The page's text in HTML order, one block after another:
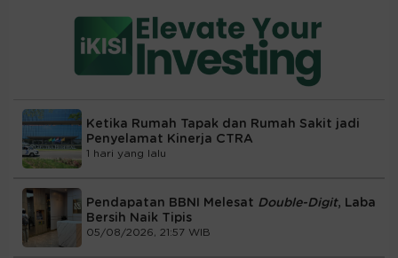
Ketika Rumah Tapak dan Rumah Sakit jadi
Penyelamat Kinerja CTRA
1 hari yang lalu
Pendapatan BBNI Melesat Double-Digit, Laba
Bersih Naik Tipis
05/08/2026, 21:57 WIB